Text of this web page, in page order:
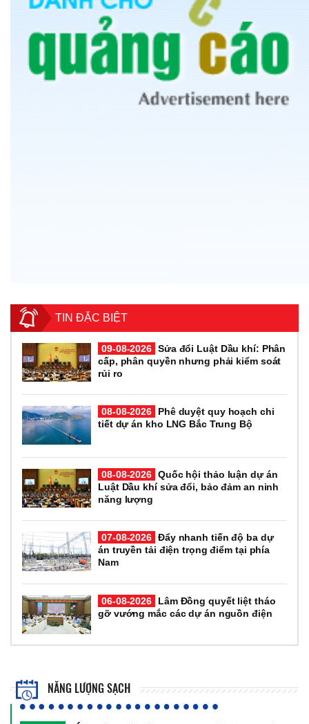
TIN ĐẶC BIỆT
09-08-2026 Sửa đổi Luật Dầu khí: Phân
cấp, phân quyền nhưng phải kiểm soát
rủi ro
08-08-2026
Phê duyệt quy hoạch chi
tiết dự án kho LNG Bắc Trung Bộ
08-08-2026 Quốc hội thảo luận dự án
Luật Dầu khí sửa đổi, bảo đảm an ninh
năng lượng
07-08-2026 Đẩy nhanh tiến độ ba dự
án truyền tải điện trọng điểm tại phía
Nam
06-08-2026
Lâm Đồng quyết liệt tháo
gỡ vướng mắc các dự án nguồn điện
NĂNG LƯỢNG SẠCH